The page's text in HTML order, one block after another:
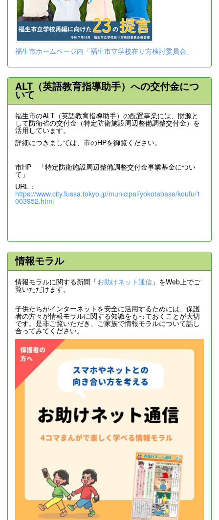
福生市ホームページ内「福生市立学校在り方検討委員会」
ALT（英語教育指導助手）への交付金につ
いて
福生市のALT（英語教育指導助手）の配置事業には、財源と
して防衛省の交付金（特定防衛施設周辺整備調整交付金）を
活用しています。
詳細につきましては、市のHPを御覧ください。
市HP 「特定防衛施設周辺整備調整交付金事業基金につい
て」
URL：
https://www.city.fussa.tokyo.jp/municipal/yokotabase/koufu/1
003952.html
情報モラル
情報モラルに関する新聞「お助けネット通信 」をWeb上でご
覧いただけます。
子供たちがインターネットを安全に活用するためには、保護
者の方々が情報モラルに関する知識をもっておくことが大切
です。是非ご覧いただき、ご家族で情報モラルについて話し
合ってみてください。